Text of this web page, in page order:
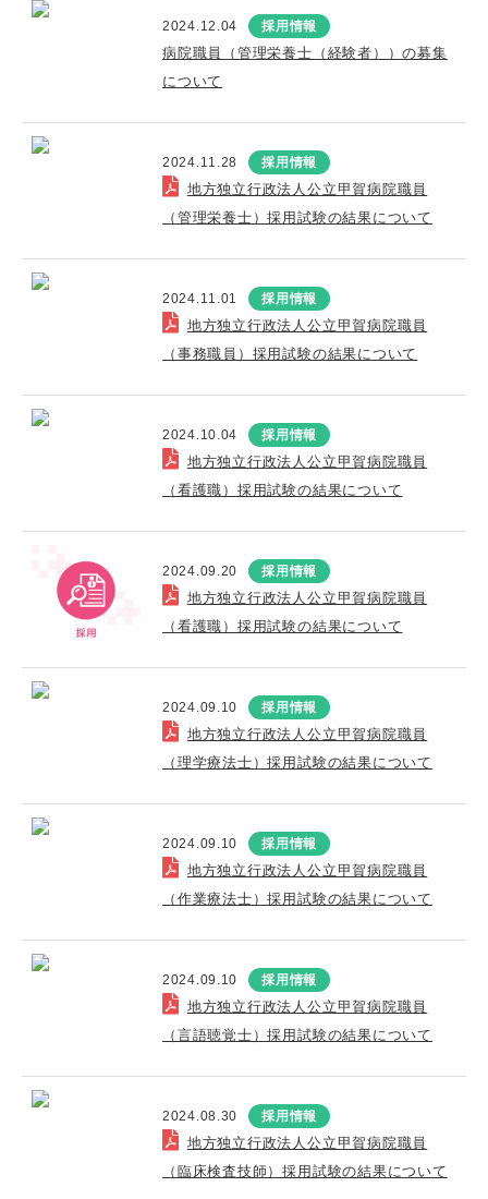
2024.12.04 採用情報
病院職員（管理栄養士（経験者））の募集
について
2024.11.28 採用情報
地方独立行政法人公立甲賀病院職員
（管理栄養士）採用試験の結果について
2024.11.01 採用情報
地方独立行政法人公立甲賀病院職員
（事務職員）採用試験の結果について
2024.10.04 採用情報
地方独立行政法人公立甲賀病院職員
（看護職）採用試験の結果について
2024.09.20 採用情報
地方独立行政法人公立甲賀病院職員
（看護職）採用試験の結果について
2024.09.10 採用情報
地方独立行政法人公立甲賀病院職員
（理学療法士）採用試験の結果について
2024.09.10 採用情報
地方独立行政法人公立甲賀病院職員
（作業療法士）採用試験の結果について
2024.09.10 採用情報
地方独立行政法人公立甲賀病院職員
（言語聴覚士）採用試験の結果について
2024.08.30 採用情報
地方独立行政法人公立甲賀病院職員
（臨床検査技師）採用試験の結果について